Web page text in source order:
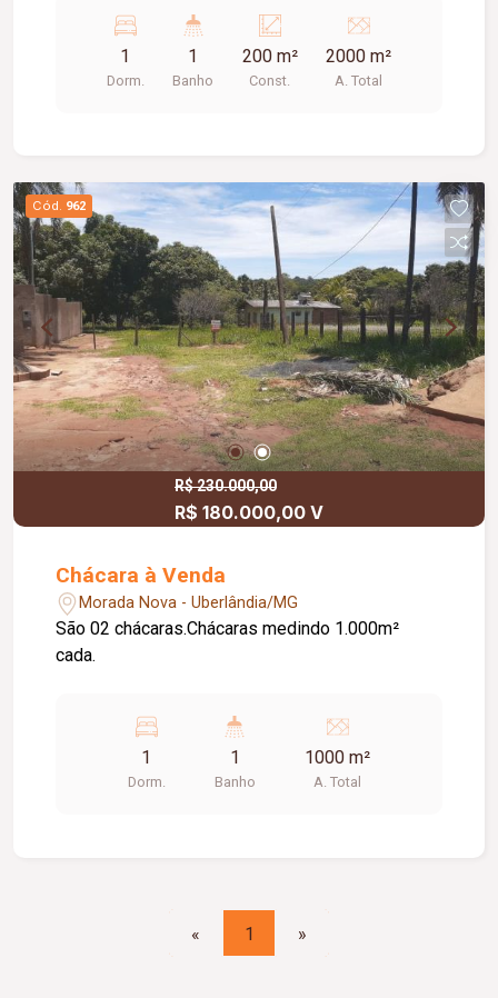
1
Dorm.
1
Banho
200 m²
Const.
2000 m²
A. Total
Cód. 962
R$ 230.000,00
R$ 180.000,00 V
Chácara à Venda
Morada Nova - Uberlândia/MG
São 02 chácaras.Chácaras medindo 1.000m²
cada.
1
Dorm.
1
Banho
1000 m²
A. Total
« 1 »